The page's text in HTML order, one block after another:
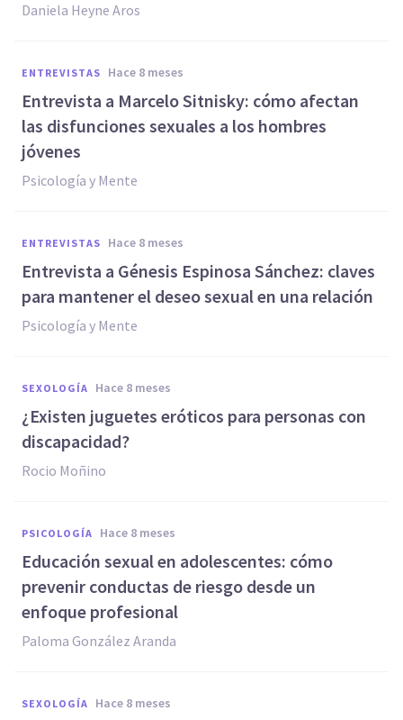
Daniela Heyne Aros
ENTREVISTAS hace 8 meses
Entrevista a Marcelo Sitnisky: cómo afectan
las disfunciones sexuales a los hombres
jóvenes
Psicología y Mente
ENTREVISTAS hace 8 meses
Entrevista a Génesis Espinosa Sánchez: claves
para mantener el deseo sexual en una relación
Psicología y Mente
SEXOLOGÍA hace 8 meses
¿Existen juguetes eróticos para personas con
discapacidad?
Rocio Moñino
PSICOLOGÍA hace 8 meses
Educación sexual en adolescentes: cómo
prevenir conductas de riesgo desde un
enfoque profesional
Paloma González Aranda
SEXOLOGÍA hace 8 meses